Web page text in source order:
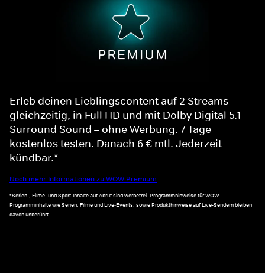
Erleb deinen Lieblingscontent auf 2 Streams
gleichzeitig, in Full HD und mit Dolby Digital 5.1
Surround Sound – ohne Werbung. 7 Tage
kostenlos testen. Danach 6 € mtl. Jederzeit
kündbar.*
Noch mehr Informationen zu WOW Premium
*Serien-, Filme- und Sport-Inhalte auf Abruf sind werbefrei. Programmhinweise für WOW
Programminhalte wie Serien, Filme und Live-Events, sowie Produkthinweise auf Live-Sendern bleiben
davon unberührt.